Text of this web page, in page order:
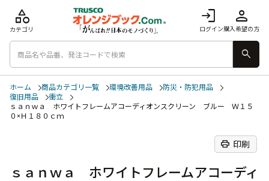
login
ログイン
person
購入希望の方
category
カテゴリ
search
ホーム 商品カテゴリ一覧 環境改善用品
防災・防犯用品
復旧用品
衝立
ｓａｎｗａ ホワイトフレームアコーディオンスクリーン ブルー Ｗ１５
０×Ｈ１８０ｃｍ
print 印刷
ｓａｎｗａ ホワイトフレームアコーディ